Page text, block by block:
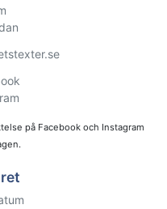
på Facebook och Instagram